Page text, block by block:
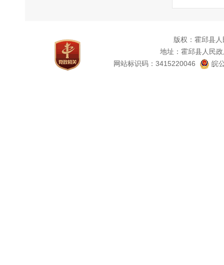
版权：霍邱县
地址：霍邱县人民
网站标识码：3415220046
皖